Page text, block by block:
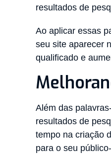
resultados de
Ao aplicar essas
seu site aparecer
qualificado e
Além das
resultados de
tempo na criação
para o seu